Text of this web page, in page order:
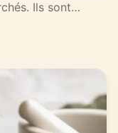
Ils sont
peu...